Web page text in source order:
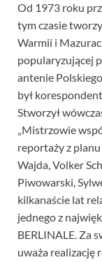
Od 1973 roku
tym czasie
Warmii i
popularyzującej
antenie
był
Stworzył
„Mistrzowie
reportaży z
Wajda, Volker
Piwowarski,
kilkanaście lat
jednego z
BERLINALE. Za
uważa realizację